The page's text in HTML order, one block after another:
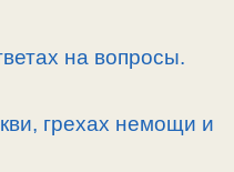
на вопросы.
грехах немощи и